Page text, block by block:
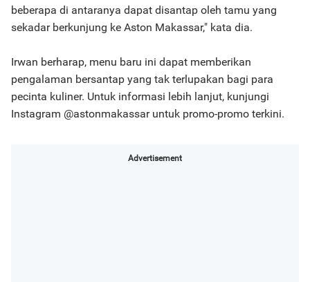
beberapa di antaranya dapat disantap oleh tamu yang
sekadar berkunjung ke Aston Makassar," kata dia.
Irwan berharap, menu baru ini dapat memberikan
pengalaman bersantap yang tak terlupakan bagi para
pecinta kuliner. Untuk informasi lebih lanjut, kunjungi
Instagram @astonmakassar untuk promo-promo terkini.
Advertisement